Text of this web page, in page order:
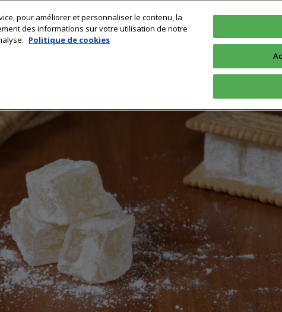
& Technologie Sciences & Recherche Profession
pour améliorer et personnaliser le contenu, la
des informations sur votre utilisation de notre
Politique de cookies